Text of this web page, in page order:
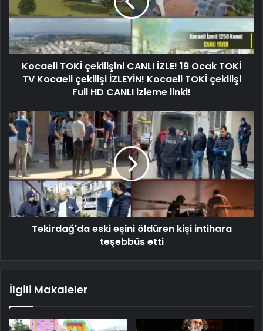
Kocaeli TOKİ çekilişini CANLI İZLE! 19 Ocak TOKİ
TV Kocaeli çekilişi İZLEYİN! Kocaeli TOKİ çekilişi
Full HD CANLI izleme linki!
Tekirdağ'da eski eşini öldüren kişi intihara
teşebbüs etti
İlgili Makaleler